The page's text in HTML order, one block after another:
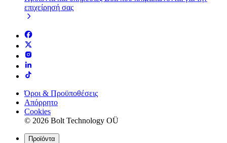
επιχείρησή σας
Όροι & Προϋποθέσεις
Απόρρητο
Cookies
© 2026 Bolt Technology OÜ
Προϊόντα